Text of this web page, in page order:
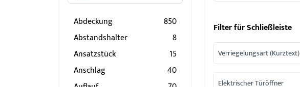
Abdeckung
850
Abstandshalter
8
Ansatzstück
15
Anschlag
40
Filter fürSchließleiste
Verriegelungsart (Kurztext)
Elektrischer Türöffner